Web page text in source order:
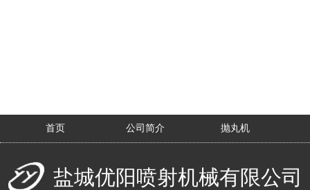
首页 公司简介 抛丸机
盐城优阳喷射机械有限公司